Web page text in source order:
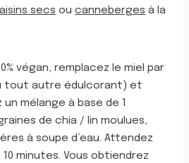
secs ou canneberges à la
végan, remplacez le miel par
tout autre édulcorant) et
mélange à base de 1
de chia / lin moulues,
à soupe d’eau. Attendez
minutes. Vous obtiendrez